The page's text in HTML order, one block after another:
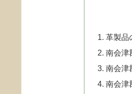
革製品
南会津
南会津
南会津